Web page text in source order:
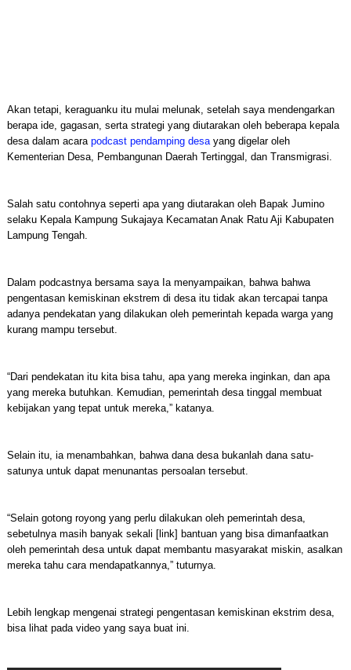
Akan tetapi, keraguanku itu mulai melunak, setelah saya mendengarkan
berapa ide, gagasan, serta strategi yang diutarakan oleh beberapa kepala
desa dalam acara podcast pendamping desayang digelar oleh
Kementerian Desa, Pembangunan Daerah Tertinggal, dan Transmigrasi.
Salah satu contohnya seperti apa yang diutarakan oleh Bapak Jumino
selaku Kepala Kampung Sukajaya Kecamatan Anak Ratu Aji Kabupaten
Lampung Tengah.
Dalam podcastnya bersama saya Ia menyampaikan, bahwa bahwa
pengentasan kemiskinan ekstrem di desa itu tidak akan tercapai tanpa
adanya pendekatan yang dilakukan oleh pemerintah kepada warga yang
kurang mampu tersebut.
“Dari pendekatan itu kita bisa tahu, apa yang mereka inginkan, dan apa
yang mereka butuhkan. Kemudian, pemerintah desa tinggal membuat
kebijakan yang tepat untuk mereka,” katanya.
Selain itu, ia menambahkan, bahwa dana desa bukanlah dana satu-
satunya untuk dapat menunantas persoalan tersebut.
“Selain gotong royong yang perlu dilakukan oleh pemerintah desa,
sebetulnya masih banyak sekali [link] bantuan yang bisa dimanfaatkan
oleh pemerintah desa untuk dapat membantu masyarakat miskin, asalkan
mereka tahu cara mendapatkannya,” tuturnya.
Lebih lengkap mengenai strategi pengentasan kemiskinan ekstrim desa,
bisa lihat pada video yang saya buat ini.